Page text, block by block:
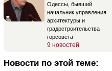
Одессы, бывший
начальник управления
архитектуры и
градостроительства
горсовета
9 новостей
Новости по этой теме: